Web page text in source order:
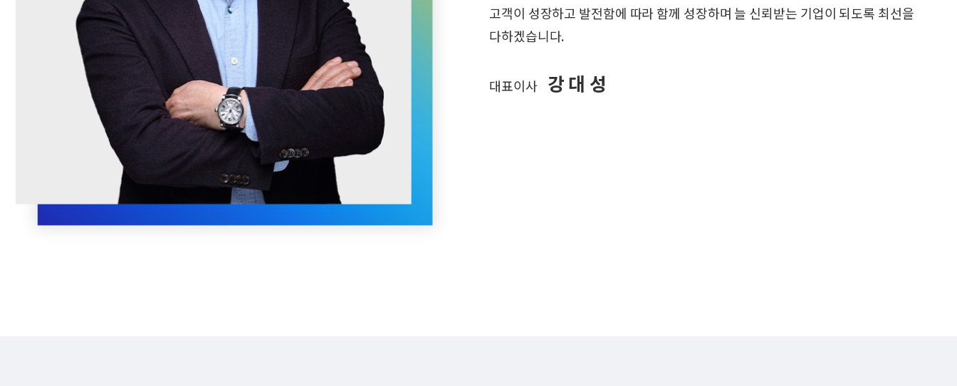
고객이 성장하고 발전함에 따라 함께 성장하며 늘 신뢰받는 기업이 되도록 최선을
다하겠습니다.
대표이사 강 대 성